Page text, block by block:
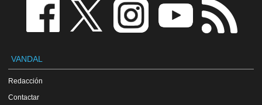
VANDAL
Redacción
Contactar